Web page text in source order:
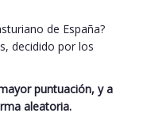
de España?
decidido por los
puntuación, y a
aleatoria.